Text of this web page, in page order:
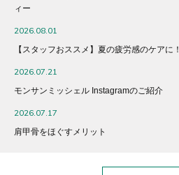
ィー
2026.08.01
【スタッフおススメ】夏の疲労感のケアに！
2026.07.21
モンサンミッシェル Instagramのご紹介
2026.07.17
肩甲骨をほぐすメリット